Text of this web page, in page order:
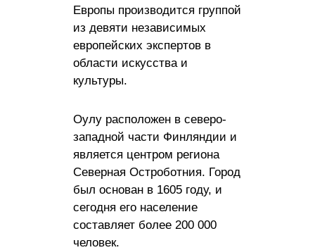
Европы производится группой
из девяти независимых
европейских экспертов в
области искусства и
культуры.
Оулу расположен в северо-
западной части Финляндии и
является центром региона
Северная Остроботния. Город
был основан в 1605 году, и
сегодня его население
составляет более 200 000
человек.